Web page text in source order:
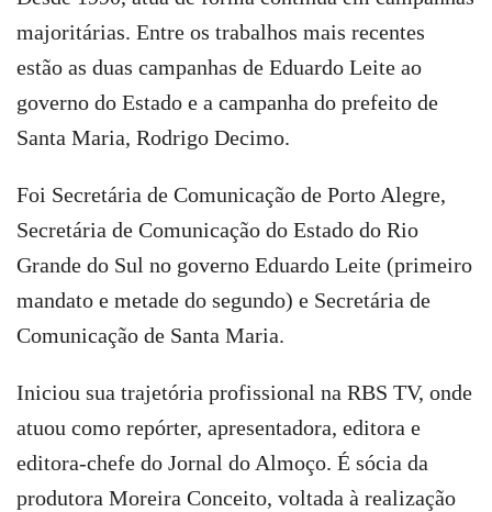
majoritárias. Entre os trabalhos mais recentes
estão as duas campanhas de Eduardo Leite ao
governo do Estado e a campanha do prefeito de
Santa Maria, Rodrigo Decimo.
Foi Secretária de Comunicação de Porto Alegre,
Secretária de Comunicação do Estado do Rio
Grande do Sul no governo Eduardo Leite (primeiro
mandato e metade do segundo) e Secretária de
Comunicação de Santa Maria.
Iniciou sua trajetória profissional na RBS TV, onde
atuou como repórter, apresentadora, editora e
editora-chefe do Jornal do Almoço. É sócia da
produtora Moreira Conceito, voltada à realização